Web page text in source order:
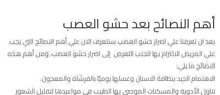
أهم النصائح بعد حشو العصب
بعد ان تعرفنا علي اضرار حشو العصب سنتعرف الان علي أهم النصائح التي يجب
علي المريض الالتزام بها لتجنب التعرض إلى اضرار حشو العصب، ومن أهم هذه
النصائح ما يلي:
الاهتمام الجيد بنظافة الاسنان وغسلها يوميًا بالفرشاة والمعجون.
تناول الأدوية والمسكنات الموصى بها الطبيب فى مواعيدها لتقليل الشعور